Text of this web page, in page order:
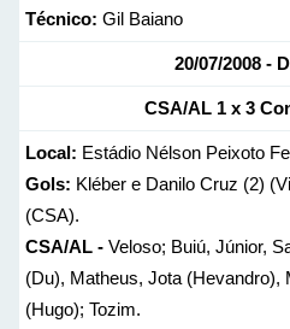
Técnico: Gil Baiano
20/07/2008 -
CSA/AL 1 x 3
Local: Estádio Nélson Peixoto
Gols: Kléber e Danilo Cruz (2)
(CSA).
CSA/AL - Veloso; Buiú, Júnior,
(Du), Matheus, Jota (Hevandro),
(Hugo); Tozim.